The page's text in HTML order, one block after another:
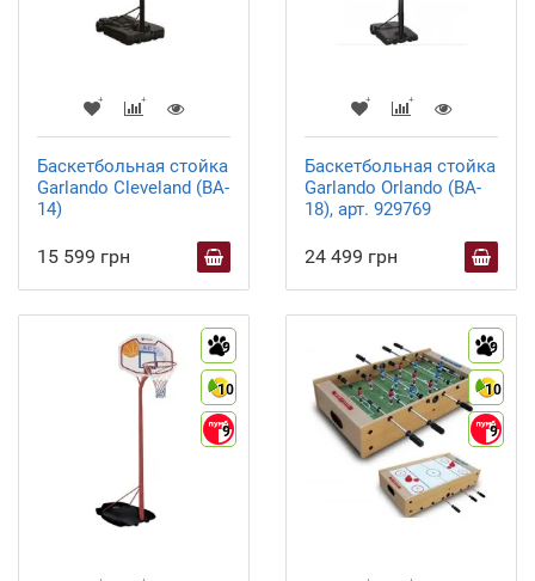
Баскетбольная стойка
Garlando Cleveland (BA-
14)
15 599 грн
Баскетбольная стойка
Garlando Orlando (BA-
18), арт. 929769
24 499 грн
9
10
9
9
10
9